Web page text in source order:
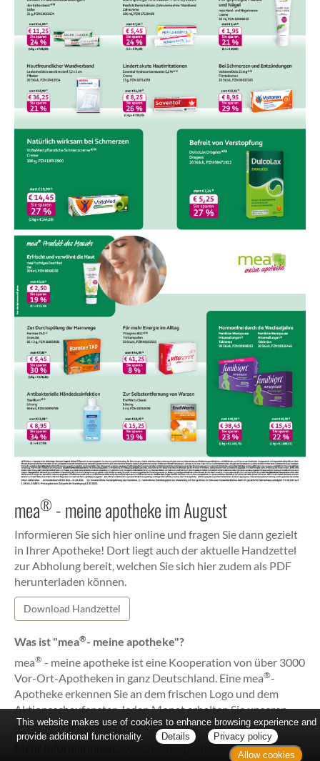
mea® - meine apotheke im August
Informieren Sie sich hier online und fragen Sie dann gezielt
in Ihrer Apotheke! Dort liegt auch der aktuelle Handzettel
zur Abholung bereit, welchen Sie sich hier zudem als PDF
herunterladen können.
Download Handzettel
Was ist "mea®- meine apotheke"?
mea® - meine apotheke ist eine Kooperation von über 3000
Vor-Ort-Apotheken in ganz Deutschland. Eine mea®-
Apotheke erkennen Sie an dem frischen Logo und dem
Aktionsschaufenster. Jeden Monat erhalten Sie unseren
aktuellen Handzettel mit Angeboten.
www.meineapotheke.de
This website makes use of cookies to enhance browsing experience and
provide additional functionality.
Details
Privacy policy
Allow cookies